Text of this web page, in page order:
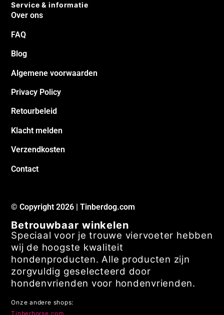
Service & informatie
Over ons
FAQ
Blog
Algemene voorwaarden
Privacy Policy
Retourbeleid
Klacht melden
Verzendkosten
Contact
© Copyright 2026 | Tinberdog.com
Betrouwbaar winkelen
Speciaal voor je trouwe viervoeter hebben
wij de hoogste kwaliteit
hondenproducten. Alle producten zijn
zorgvuldig geselecteerd door
hondenvrienden voor hondenvrienden.
Onze andere shops:
Tinberhorse.com